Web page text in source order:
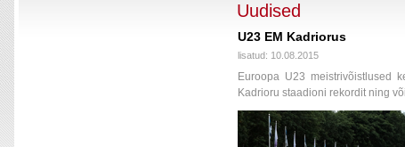
Uudised
U23 EM Kadriorus
lisatud: 10.08.2015
Euroopa U23 meistrivõistlused
Kadrioru staadioni rekordit ning